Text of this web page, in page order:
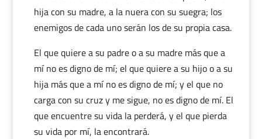
hija con su madre, a la nuera con su suegra; los
enemigos de cada uno serán los de su propia casa.
El que quiere a su padre o a su madre más que a
mí no es digno de mí; el que quiere a su hijo o a su
hija más que a mí no es digno de mí; y el que no
carga con su cruz y me sigue, no es digno de mí. El
que encuentre su vida la perderá, y el que pierda
su vida por mí, la encontrará.